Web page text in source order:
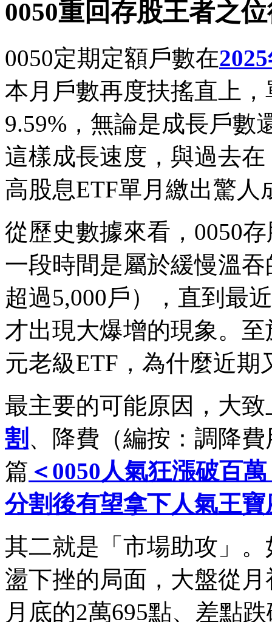
0050重回存股王者之
0050定期定額戶數在
本月戶數再度扶搖直上
9.59%，無論是成長戶數
這樣成長速度，與過去
高股息ETF單月繳出驚
從歷史數據來看，0050
一段時間是屬於緩慢溫
超過5,000戶），直到最
才出現大爆增的現象。
元老級ETF，為什麼近期
最主要的可能原因，大
割 、降費（編按：調降
篇 ＜0050人氣狂漲破百
分割後有望拿下人氣王寶
其二就是「市場助攻」
盪下挫的局面，大盤從
月底的2萬695點、差點